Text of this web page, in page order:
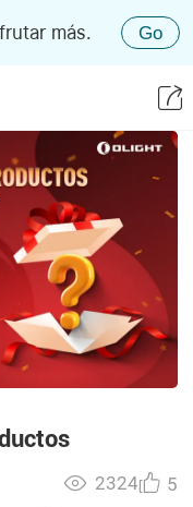
más. Go
2324 5